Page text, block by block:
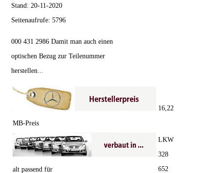
Stand: 20-11-2020
Seitenaufrufe: 5796
000 431 2986 Damit man auch einen
optischen Bezug zur Teilenummer
herstellen...
MB-Preis
16,22
alt passend für
LKW
328
652